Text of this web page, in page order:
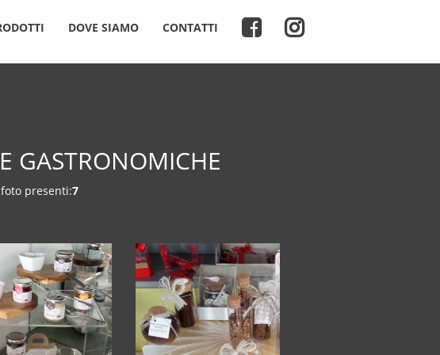
DOVE SIAMO CONTATTI
GASTRONOMICHE
foto presenti:7